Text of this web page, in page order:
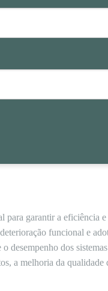
garantir a eficiência
funcional e
desempenho dos
a melhoria da qualidade